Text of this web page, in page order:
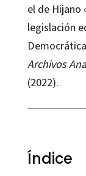
el de Hijano
legislación
Archivos
(2022).
Índice